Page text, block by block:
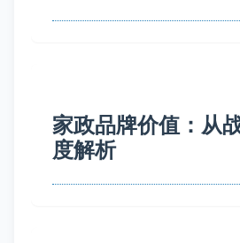
家政品牌价值：从
度解析